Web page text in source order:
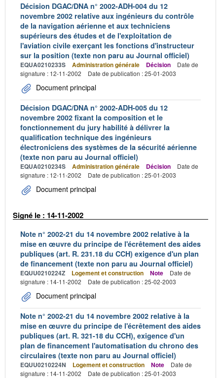
Décision DGAC/DNA n° 2002-ADH-004 du 12
novembre 2002 relative aux ingénieurs du contrôle
de la navigation aérienne et aux techniciens
supérieurs des études et de l'exploitation de
l'aviation civile exerçant les fonctions d'instructeur
sur la position (texte non paru au Journal officiel)
EQUA0210233S Administration générale Décision
Date de
signature : 12-11-2002
Date de publication : 25-01-2003
Document principal
Décision DGAC/DNA n° 2002-ADH-005 du 12
novembre 2002 fixant la composition et le
fonctionnement du jury habilité à délivrer la
qualification technique des ingénieurs
électroniciens des systèmes de la sécurité aérienne
(texte non paru au Journal officiel)
EQUA0210234S Administration générale Décision
Date de
signature : 12-11-2002
Date de publication : 25-01-2003
Document principal
Signé le : 14-11-2002
Note n° 2002-21 du 14 novembre 2002 relative à la
mise en œuvre du principe de l'écrêtement des aides
publiques (art. R. 231.18 du CCH) exigence d'un plan
de financement (texte non paru au Journal officiel)
EQUU0210224Z Logement et construction Note
Date de
signature : 14-11-2002
Date de publication : 25-02-2003
Document principal
Note n° 2002-21 du 14 novembre 2002 relative à la
mise en œuvre du principe de l'écrêtement des aides
publiques (art. R. 321-18 du CCH), exigence d'un
plan de financement l'automatisation du chrono des
circulaires (texte non paru au Journal officiel)
EQUU0210224N Logement et construction Note
Date de
signature : 14-11-2002
Date de publication : 25-01-2003